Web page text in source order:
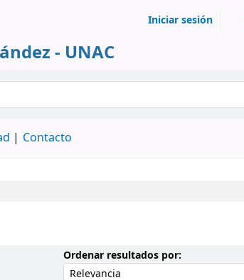
Iniciar sesión
- UNAC
Contacto
Ordenar resultados por:Ordenar por: